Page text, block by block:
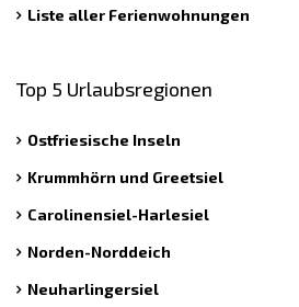
Liste aller Ferienwohnungen
Top 5 Urlaubsregionen
Ostfriesische Inseln
Krummhörn und Greetsiel
Carolinensiel-Harlesiel
Norden-Norddeich
Neuharlingersiel